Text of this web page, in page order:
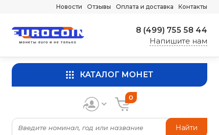
Новости Отзывы Оплата и доставка Контакты
8 (499) 755 58 44
Напишите нам
КАТАЛОГ МОНЕТ
Найти
0